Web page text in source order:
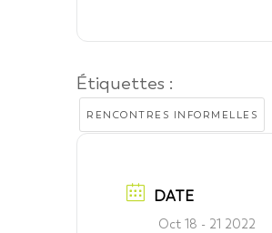
Étiquettes :
RENCONTRES INFORMELLES
DATE
Oct 18 - 21 2022